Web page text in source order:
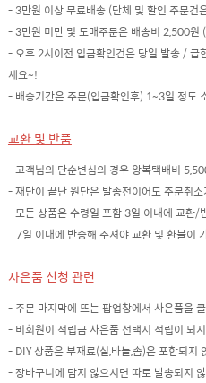
- 3만원 이상 무료배송 (단체 및 할인 주문건
- 3만원 미만 및 도매주문은 배송비 2,500원
- 오후 2시이전 입금확인건은 당일 발송 / 급
세요~!
- 배송기간은 주문(입금확인후) 1~3일 정도
교환 및 반품
- 고객님의 단순변심의 경우 왕복택배비
- 재단이 끝난 원단은 발송전이어도 주문취
- 모든 상품은 수령일 포함 3일 이내에 교환/
7일 이내에 반송해 주셔야 교환 및 환불이
사은품 신청 관련
- 주문 마지막에 뜨는 팝업창에서 사은품을
- 비회원이 적립금 사은품 선택시 적립이 되
- DIY 상품은 부재료(실,바늘,솜)은 포함되지
- 장바구니에 담지 않으시면 따로 발송되지